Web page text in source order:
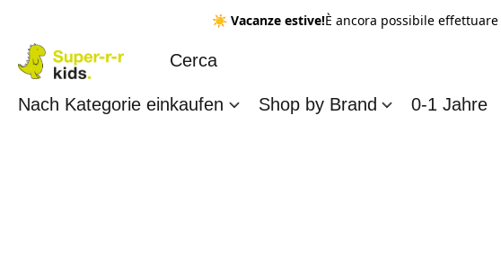
☀️ Vacanze estive!È ancora possibile
Nach Kategorie einkaufen Shop by Brand 0-1 Jahre